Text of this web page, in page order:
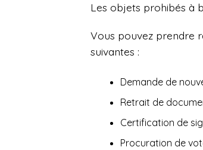
Les objets prohibés à
Vous pouvez prendre
suivantes :
Demande de
Retrait de
Certification de
Procuration de